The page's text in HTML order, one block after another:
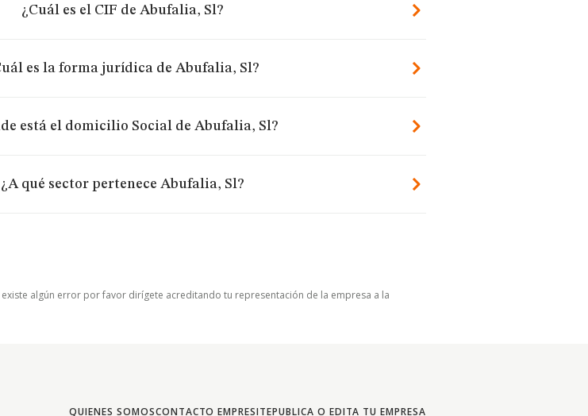
¿Cuál es el CIF de Abufalia, Sl?
es la forma jurídica de Abufalia, Sl?
está el domicilio Social de Abufalia, Sl?
¿A qué sector pertenece Abufalia, Sl?
existe algún error por favor dirígete acreditando tu representación de la empresa a la
QUIENES SOMOSCONTACTO EMPRESITEPUBLICA O EDITA TU EMPRESA